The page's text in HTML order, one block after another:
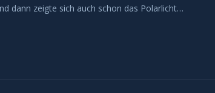
dann zeigte sich auch schon das Polarlicht…